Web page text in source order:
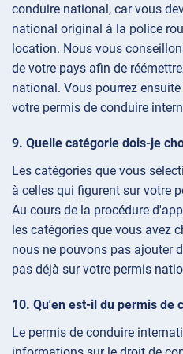
conduire national, car vous
national original à la police
location. Nous vous
de votre pays afin de
national. Vous pourrez
votre permis de conduire
Quelle catégorie dois-je
Les catégories que vous
à celles qui figurent sur votre
Au cours de la procédure
les catégories que vous avez
nous ne pouvons pas ajouter
pas déjà sur votre permis
Qu'en est-il du permis de
Le permis de conduire